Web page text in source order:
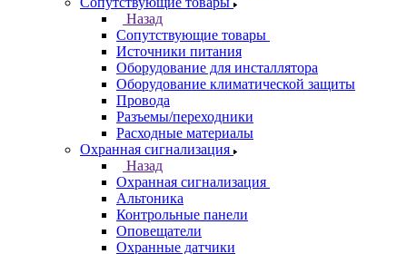
Назад
Сопутствующие товары
Источники питания
Оборудование для инсталлятора
Оборудование климатической защиты
Провода
Разъемы/переходники
Расходные материалы
Охранная сигнализация
Назад
Охранная сигнализация
Альтоника
Контрольные панели
Оповещатели
Охранные датчики